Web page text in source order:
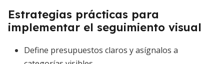
Estrategias prácticas para
implementar el seguimiento visual
Define presupuestos claros y asígnalos a